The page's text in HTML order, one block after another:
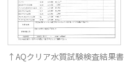
↑AQクリア水質試験検査結果書